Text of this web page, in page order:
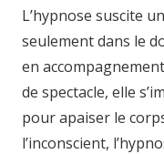
L’hypnose suscite
seulement dans le
en
de spectacle, elle
pour apaiser le
l’inconscient,